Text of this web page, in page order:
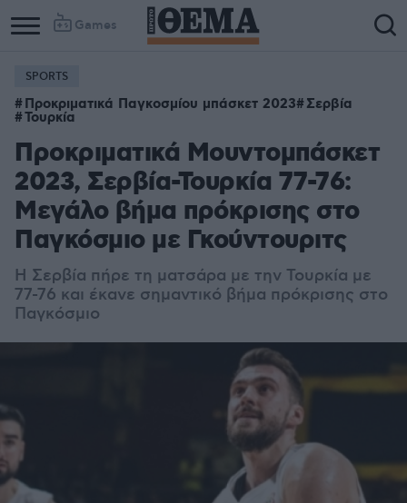
Games
Column
1
Column
2
SPORTS
Προκριματικά Παγκοσμίου μπάσκετ 2023 Σερβία
Τουρκία
Προκριματικά Μουντομπάσκετ
2023, Σερβία-Τουρκία 77-76:
Μεγάλο βήμα πρόκρισης στο
Παγκόσμιο με Γκούντουριτς
Η Σερβία πήρε τη ματσάρα με την Τουρκία με
77-76 και έκανε σημαντικό βήμα πρόκρισης στο
Παγκόσμιο